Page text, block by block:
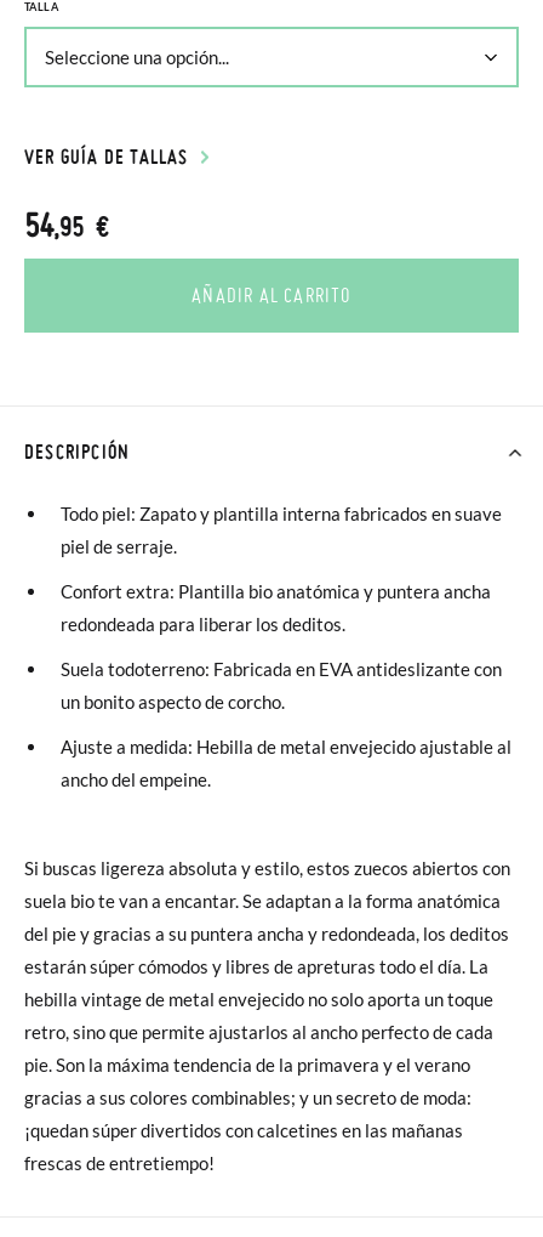
TALLA
VER GUÍA DE TALLAS
54,95 €
AÑADIR AL CARRITO
DESCRIPCIÓN
Todo piel: Zapato y plantilla interna fabricados en suave
piel de serraje.
Confort extra: Plantilla bio anatómica y puntera ancha
redondeada para liberar los deditos.
Suela todoterreno: Fabricada en EVA antideslizante con
un bonito aspecto de corcho.
Ajuste a medida: Hebilla de metal envejecido ajustable al
ancho del empeine.
Si buscas ligereza absoluta y estilo, estos zuecos abiertos con
suela bio te van a encantar. Se adaptan a la forma anatómica
del pie y gracias a su puntera ancha y redondeada, los deditos
estarán súper cómodos y libres de apreturas todo el día. La
hebilla vintage de metal envejecido no solo aporta un toque
retro, sino que permite ajustarlos al ancho perfecto de cada
pie. Son la máxima tendencia de la primavera y el verano
gracias a sus colores combinables; y un secreto de moda:
¡quedan súper divertidos con calcetines en las mañanas
frescas de entretiempo!